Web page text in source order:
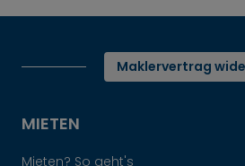
Maklervertrag
MIETEN
Mieten? So geht's